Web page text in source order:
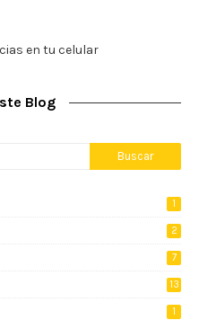
en tu celular
Blog
1
2
7
13
1